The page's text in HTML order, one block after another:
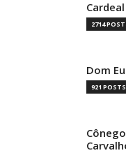
2714
Dom
921 POSTS